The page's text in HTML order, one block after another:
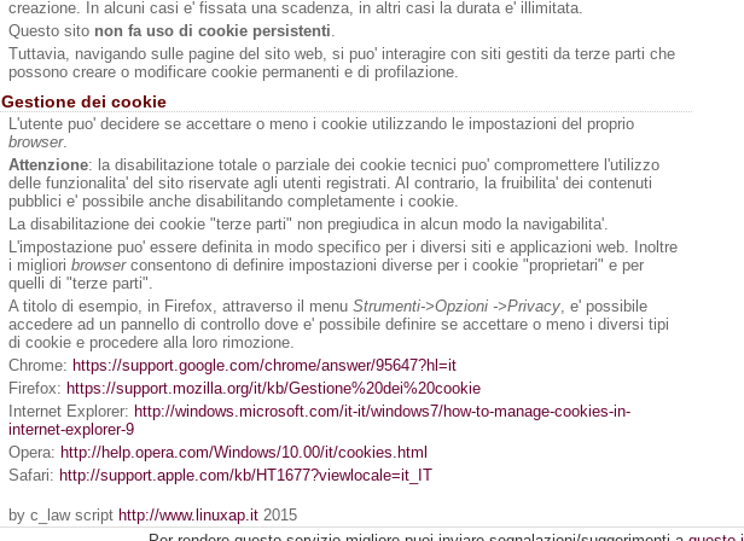
creazione. In alcuni casi e' fissata una scadenza, in altri casi la durata e' illimitata.
Questo sito non fa uso di cookie persistenti.
Tuttavia, navigando sulle pagine del sito web, si puo' interagire con siti gestiti da terze parti che
possono creare o modificare cookie permanenti e di profilazione.
Gestione dei cookie
L'utente puo' decidere se accettare o meno i cookie utilizzando le impostazioni del proprio
browser.
Attenzione: la disabilitazione totale o parziale dei cookie tecnici puo' compromettere l'utilizzo
delle funzionalita' del sito riservate agli utenti registrati. Al contrario, la fruibilita' dei contenuti
pubblici e' possibile anche disabilitando completamente i cookie.
La disabilitazione dei cookie "terze parti" non pregiudica in alcun modo la navigabilita'.
L'impostazione puo' essere definita in modo specifico per i diversi siti e applicazioni web. Inoltre
i migliori browserconsentono di definire impostazioni diverse per i cookie "proprietari" e per
quelli di "terze parti".
A titolo di esempio, in Firefox, attraverso il menu Strumenti->Opzioni ->Privacy, e' possibile
accedere ad un pannello di controllo dove e' possibile definire se accettare o meno i diversi tipi
di cookie e procedere alla loro rimozione.
Chrome: https://support.google.com/chrome/answer/95647?hl=it
Firefox: https://support.mozilla.org/it/kb/Gestione%20dei%20cookie
Internet Explorer: http://windows.microsoft.com/it-it/windows7/how-to-manage-cookies-in-
internet-explorer-9
Opera: http://help.opera.com/Windows/10.00/it/cookies.html
Safari: http://support.apple.com/kb/HT1677?viewlocale=it_IT
by c_law script http://www.linuxap.it 2015